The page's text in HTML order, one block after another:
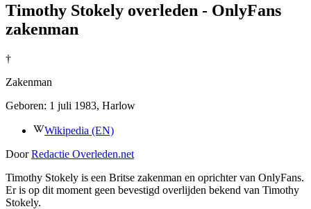
Timothy Stokely overleden - OnlyFans
zakenman
†
Zakenman
Geboren: 1 juli 1983, Harlow
Wikipedia (EN)
Door Redactie Overleden.net
Timothy Stokely is een Britse zakenman en oprichter van OnlyFans.
Er is op dit moment geen bevestigd overlijden bekend van Timothy
Stokely.